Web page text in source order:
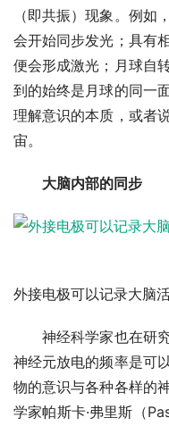
（即共振）现象。例如
会开始同步发光；具有
便会形成激光；月球自
到的始终是月球的同一
理解意识的本质，或者
宙。
大脑内部的同步
外接电极可以记录大脑活
神经科学家也在研究
神经元放电的频率是可
物的意识与各种各样的
学家帕斯卡·弗里斯（